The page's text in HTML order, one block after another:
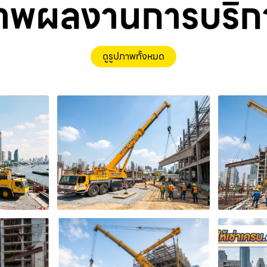
ผลงานการบริ
ดูรูปภาพทั้งหมด